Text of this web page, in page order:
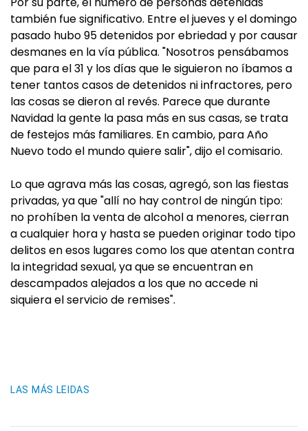
también fue significativo. Entre el jueves y el domingo
pasado hubo 95 detenidos por ebriedad y por causar
desmanes en la vía pública. "Nosotros pensábamos
que para el 31 y los días que le siguieron no íbamos a
tener tantos casos de detenidos ni infractores, pero
las cosas se dieron al revés. Parece que durante
Navidad la gente la pasa más en sus casas, se trata
de festejos más familiares. En cambio, para Año
Nuevo todo el mundo quiere salir", dijo el comisario.
Lo que agrava más las cosas, agregó, son las fiestas
privadas, ya que "allí no hay control de ningún tipo:
no prohíben la venta de alcohol a menores, cierran
a cualquier hora y hasta se pueden originar todo tipo
delitos en esos lugares como los que atentan contra
la integridad sexual, ya que se encuentran en
descampados alejados a los que no accede ni
siquiera el servicio de remises".
LAS MÁS LEIDAS